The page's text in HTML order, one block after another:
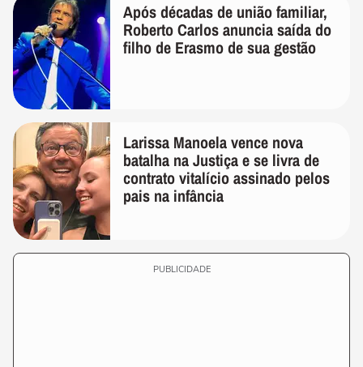
Após décadas de união familiar,
Roberto Carlos anuncia saída do
filho de Erasmo de sua gestão
Larissa Manoela vence nova
batalha na Justiça e se livra de
contrato vitalício assinado pelos
pais na infância
PUBLICIDADE